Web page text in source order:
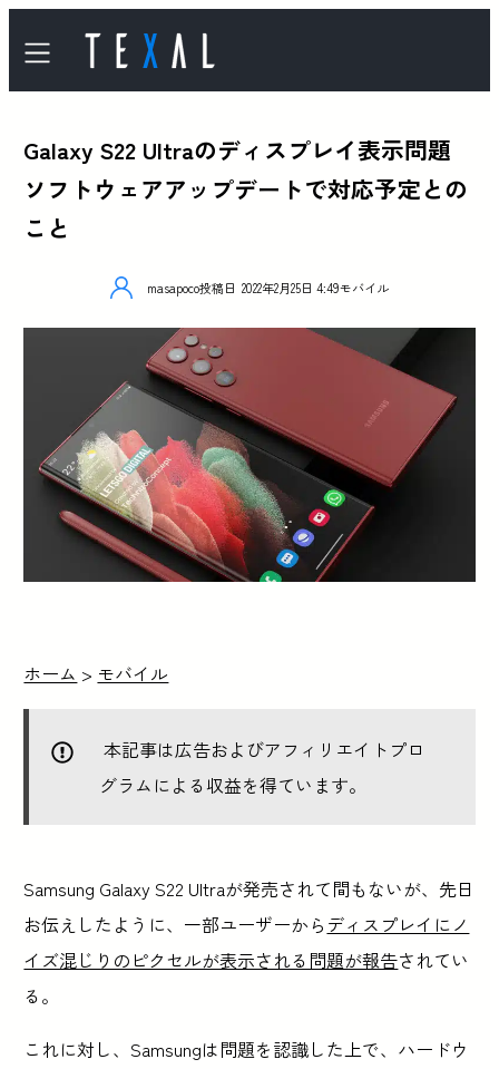
Galaxy S22 Ultraのディスプレイ表示問題
ソフトウェアアップデートで対応予定との
こと
masapoco投稿日 2022年2月25日 4:49モバイル
ホーム > モバイル
本記事は広告およびアフィリエイトプロ
グラムによる収益を得ています。
Samsung Galaxy S22 Ultraが発売されて間もないが、先日
お伝えしたように、一部ユーザーから ディスプレイにノ
イズ混じりのピクセルが表示される問題が報告されてい
る。
これに対し、Samsungは問題を認識した上で、ハードウ